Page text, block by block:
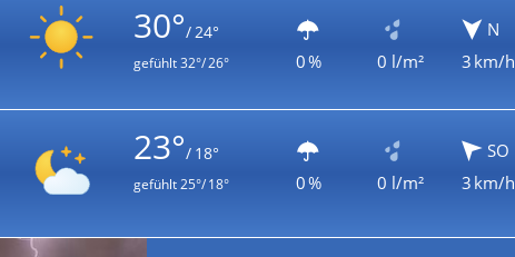
30°/ 24°
gefühlt32°/ 26° 0 % 0 l/m²
N
3 km/h
23°/ 18°
gefühlt25°/ 18° 0 % 0 l/m²
SO
3 km/h